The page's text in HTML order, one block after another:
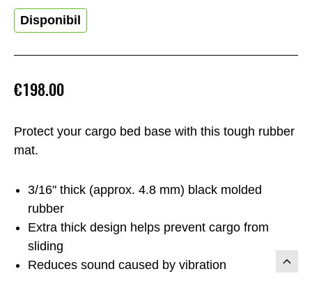
Protect your cargo bed base with this tough rubber
mat.
3/16" thick (approx. 4.8 mm) black molded
rubber
Extra thick design helps prevent cargo from
sliding
Reduces sound caused by vibration
€198.00
Disponibil